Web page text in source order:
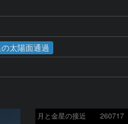
太陽面通過
月と金星の接近 260717